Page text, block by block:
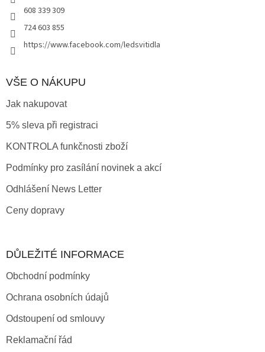
608 339 309
724 603 855
https://www.facebook.com/ledsvitidla
VŠE O NÁKUPU
Jak nakupovat
5% sleva při registraci
KONTROLA funkčnosti zboží
Podmínky pro zasílání novinek a akcí
Odhlášení News Letter
Ceny dopravy
DŮLEŽITÉ INFORMACE
Obchodní podmínky
Ochrana osobních údajů
Odstoupení od smlouvy
Reklamační řád